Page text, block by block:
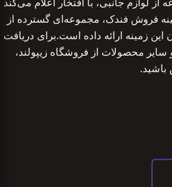
لوازم جانبی، با افتخار اعلام می‌کند
در زمینه فروش فندک، مجموعه‌ای گسترده از
زمینه ارائه داده است.برای دریافت
محصولات از فروشگاه زیپولند،
باشید.